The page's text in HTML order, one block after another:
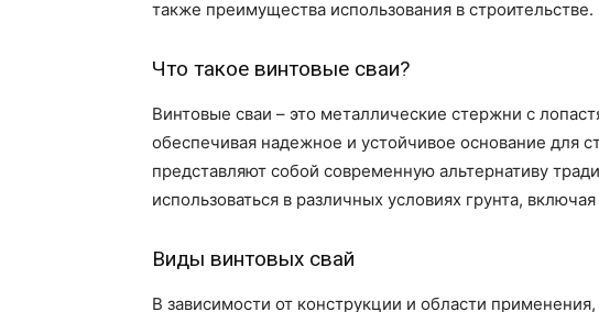
также преимущества использования в строительстве.
Что такое винтовые сваи?
Винтовые сваи – это металлические стержни с
обеспечивая надежное и устойчивое основание для
представляют собой современную альтернативу
использоваться в различных условиях грунта,
Виды винтовых свай
В зависимости от конструкции и области